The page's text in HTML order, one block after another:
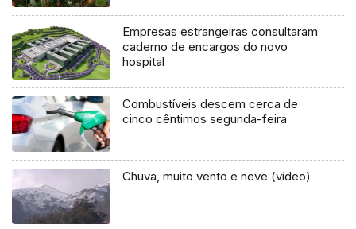
Empresas estrangeiras consultaram
caderno de encargos do novo
hospital
Combustíveis descem cerca de
cinco cêntimos segunda-feira
Chuva, muito vento e neve (vídeo)